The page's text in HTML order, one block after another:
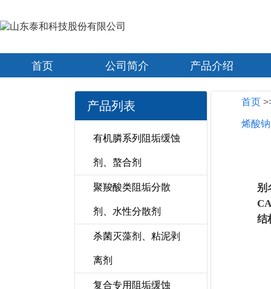
首页 公司简介 产品介绍
产品列表
有机膦系列阻垢缓蚀
剂、螯合剂
聚羧酸类阻垢分散
剂、水性分散剂
杀菌灭藻剂、粘泥剥
离剂
复合专用阻垢缓蚀
首页
烯酸
别
结